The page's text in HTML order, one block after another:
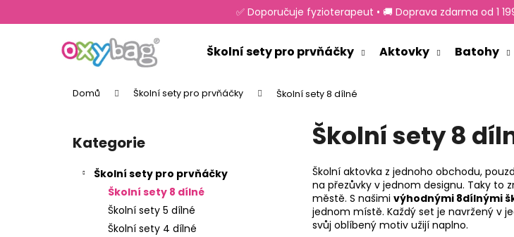
✅ Doporučuje fyzioterapeut • 🚚 Doprava zdarma od 1
Školní sety pro prvňáčky Aktovky Batohy
Domů Školní sety pro prvňáčky Školní sety 8 dílné
Přeskočit
kategorie
Kategorie
Školní sety pro prvňáčky
Školní sety 8 dílné
Školní sety 5 dílné
Školní sety 4 dílné
Školní sety 8
Školní aktovka z jednoho obchodu,
na přezůvky v jednom designu. Taky to
městě. S našimi výhodnými 8dílnými
jednom místě. Každý set je navržený v
svůj oblíbený motiv užijí naplno.
o
Doporučujeme